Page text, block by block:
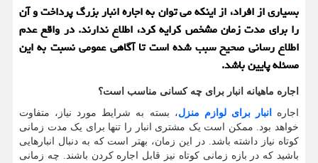
بسیاری از افراد، از اینکه می توان به اجاره انبار بزرگ پرداخت و آن
را برای مدت زمان مشخص کرایه کرد، اطلاع ندارند. در واقع عدم
اطلاع رسانی صحیح سبب شده است تا آگاهی عمومی نسبت به این
مسئله پایین باشد.
اجاره ماهیانه انبار برای چه کسانی مناسب است؟
اجاره
انبار برای لوازم منزل، بسته به شرایط مورد نیاز، متفاوت
خواهد بود. ممکن است یک مشتری انبار را تنها برای یک مدت زمانی
کوتاه نیاز داشته باشد. در این زمان، بهتر است که به دنبال انبارهایی
باشید که در بازه زمانی کوتاه نیز قابل اجاره کردن باشند. چه زمانی